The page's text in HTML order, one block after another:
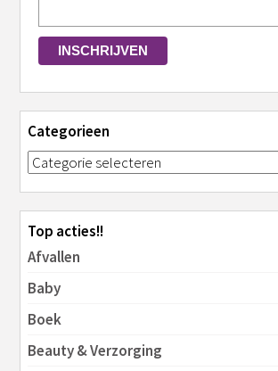
Categorieen
Top acties!!
Afvallen
Baby
Boek
Beauty & Verzorging